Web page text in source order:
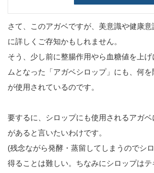
さて、このアガベですが、美意識や健康
に詳しくご存知かもしれません。
そう、少し前に整腸作用やら血糖値を上
ムとなった「アガベシロップ」にも、何
が使用されているのです。
要するに、シロップにも使用されるアガベ
があると言いたいわけです。
(残念ながら発酵・蒸留してしまうのでシ
得ることは難しい。ちなみにシロップはテ